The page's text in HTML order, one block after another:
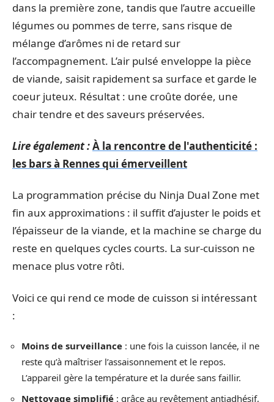
dans la première zone, tandis que l’autre accueille
légumes ou pommes de terre, sans risque de
mélange d’arômes ni de retard sur
l’accompagnement. L’air pulsé enveloppe la pièce
de viande, saisit rapidement sa surface et garde le
coeur juteux. Résultat : une croûte dorée, une
chair tendre et des saveurs préservées.
Lire également :À la rencontre de l'authenticité :
les bars à Rennes qui émerveillent
La programmation précise du Ninja Dual Zone met
fin aux approximations : il suffit d’ajuster le poids et
l’épaisseur de la viande, et la machine se charge du
reste en quelques cycles courts. La sur-cuisson ne
menace plus votre rôti.
Voici ce qui rend ce mode de cuisson si intéressant
:
Moins de surveillance : une fois la cuisson lancée, il ne
reste qu’à maîtriser l’assaisonnement et le repos.
L’appareil gère la température et la durée sans faillir.
Nettoyage simplifié : grâce au revêtement antiadhésif,